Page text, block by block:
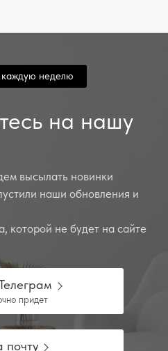
каждую неделю
на нашу
высылать новинки
наши обновления и
которой не будет на сайте
придет
почту